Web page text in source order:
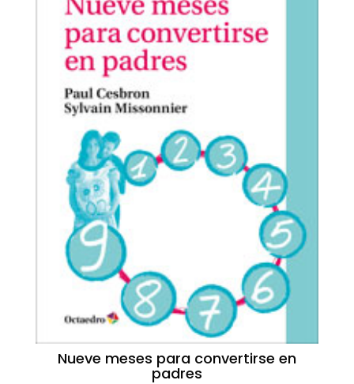
Nueve meses para convertirse en
padres